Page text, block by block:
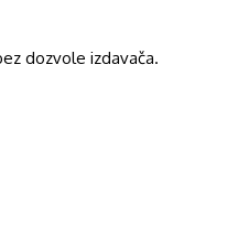
dozvole izdavača.